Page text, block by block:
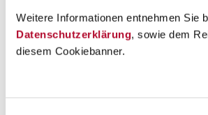
Weitere Informationen entnehmen Sie
Datenschutzerklärung, sowie dem
diesem Cookiebanner.